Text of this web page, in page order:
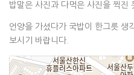
밥말은 사진과 다먹은 사진을 찍진
언양을 가셨다가 국밥이 한그릇 생
보시기 바랍니다.